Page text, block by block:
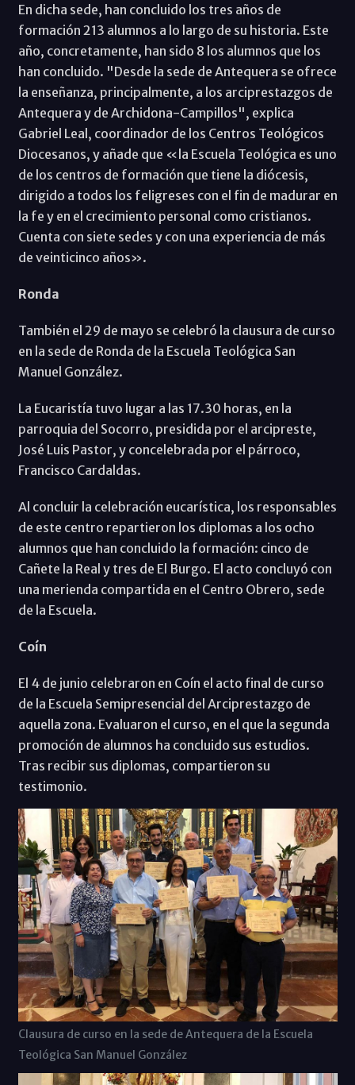
En dicha sede, han concluido los tres años de
formación 213 alumnos a lo largo de su historia. Este
año, concretamente, han sido 8 los alumnos que los
han concluido. "Desde la sede de Antequera se ofrece
la enseñanza, principalmente, a los arciprestazgos de
Antequera y de Archidona-Campillos", explica
Gabriel Leal, coordinador de los Centros Teológicos
Diocesanos, y añade que «la Escuela Teológica es uno
de los centros de formación que tiene la diócesis,
dirigido a todos los feligreses con el fin de madurar en
la fe y en el crecimiento personal como cristianos.
Cuenta con siete sedes y con una experiencia de más
de veinticinco años».
Ronda
También el 29 de mayo se celebró la clausura de curso
en la sede de Ronda de la Escuela Teológica San
Manuel González.
La Eucaristía tuvo lugar a las 17.30 horas, en la
parroquia del Socorro, presidida por el arcipreste,
José Luis Pastor, y concelebrada por el párroco,
Francisco Cardaldas.
Al concluir la celebración eucarística, los responsables
de este centro repartieron los diplomas a los ocho
alumnos que han concluido la formación: cinco de
Cañete la Real y tres de El Burgo. El acto concluyó con
una merienda compartida en el Centro Obrero, sede
de la Escuela.
Coín
El 4 de junio celebraron en Coín el acto final de curso
de la Escuela Semipresencial del Arciprestazgo de
aquella zona. Evaluaron el curso, en el que la segunda
promoción de alumnos ha concluido sus estudios.
Tras recibir sus diplomas, compartieron su
testimonio.
Clausura de curso en la sede de Antequera de la Escuela
Teológica San Manuel González